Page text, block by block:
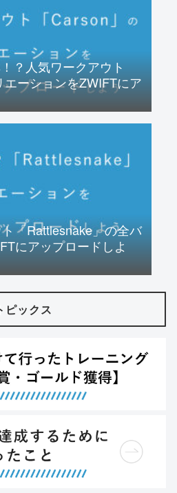
？人気ワークアウト
エーションをZWIFTにア
「Rattlesnake」の全バ
にアップロードしよ
ピックス